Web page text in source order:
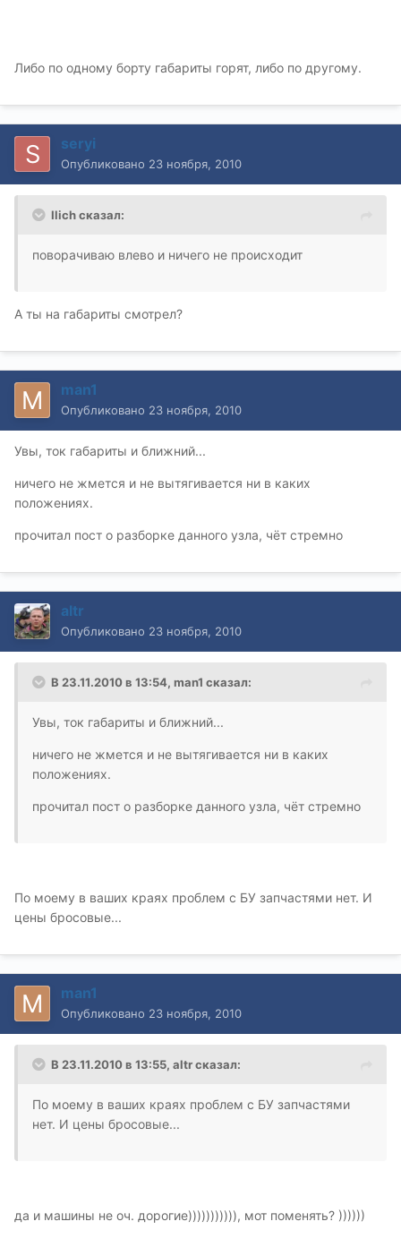
Либо по одному борту габариты горят, либо по другому.
seryi
Опубликовано 23 ноября, 2010
Ilich сказал:
поворачиваю влево и ничего не происходит
А ты на габариты смотрел?
man1
Опубликовано 23 ноября, 2010
Увы, ток габариты и ближний...
ничего не жмется и не вытягивается ни в каких
положениях.
прочитал пост о разборке данного узла, чёт стремно
altr
Опубликовано 23 ноября, 2010
В 23.11.2010 в 13:54, man1 сказал:
Увы, ток габариты и ближний...
ничего не жмется и не вытягивается ни в каких
положениях.
прочитал пост о разборке данного узла, чёт стремно
По моему в ваших краях проблем с БУ запчастями нет. И
цены бросовые...
man1
Опубликовано 23 ноября, 2010
В 23.11.2010 в 13:55, altr сказал:
По моему в ваших краях проблем с БУ запчастями
нет. И цены бросовые...
да и машины не оч. дорогие))))))))))), мот поменять? ))))))